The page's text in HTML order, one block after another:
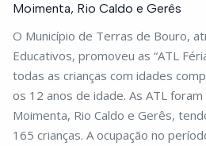
Moimenta, Rio Caldo e Gerês
O Município de Terras de Bouro,
Educativos, promoveu as “ATL
todas as crianças com idades
os 12 anos de idade. As ATL
Moimenta, Rio Caldo e Gerês,
165 crianças. A ocupação no